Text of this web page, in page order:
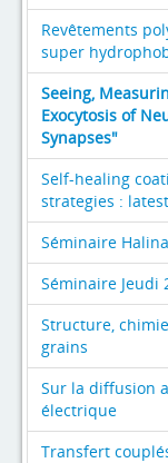
Revêtements
super
Seeing,
Exocytosis of
Synapses"
Self-healing
strategies :
Séminaire Halina
Séminaire Jeudi
Structure,
grains
Sur la diffusion
électrique
Transfert